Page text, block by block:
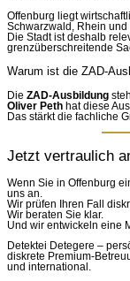
Offenburg liegt
Schwarzwald, Rhein und
Die Stadt ist deshalb
grenzüberschreitende
Warum ist die ZAD-
Die ZAD-Ausbildung
Oliver Peth hat diese
Das stärkt die fachliche
Jetzt vertraulich
Wenn Sie in Offenburg
uns an.
Wir prüfen Ihren Fall
Wir beraten Sie klar.
Und wir entwickeln eine
Detektei Detegere –
diskrete Premium-
und international.